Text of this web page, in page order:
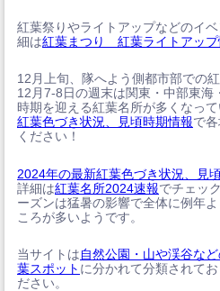
紅葉祭りやライトアップなどのイ
細は紅葉まつり 紅葉ライトアップ
12月上旬、隊へよう側都市部での
12月7-8日の週末は関東・中部東海
時期を迎える紅葉名所が多くなっ
紅葉色づき状況、見頃時期情報で
ください！
2024年の最新紅葉色づき状況、見
詳細は紅葉名所2024速報でチェッ
ーズンは猛暑の影響で全体に例年
ころが多いようです。
当サイトは自然公園・山や渓谷な
葉スポット に分かれて分類されて
ださい。